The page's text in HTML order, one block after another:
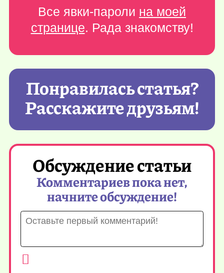
Все явки-пароли на моей
странице. Рада знакомству!
Понравилась статья?
Расскажите друзьям!
Обсуждение статьи
Комментариев пока нет,
начните обсуждение!